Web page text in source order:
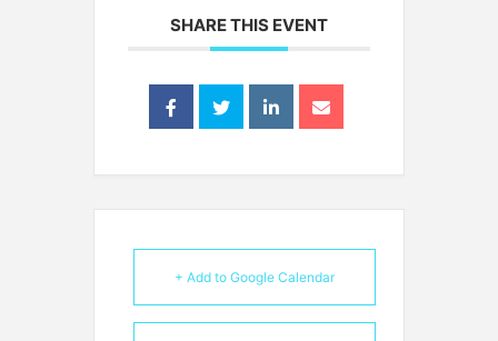
SHARE THIS EVENT
+ Add to Google Calendar